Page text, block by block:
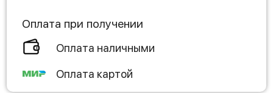
Оплата при получении
Оплата наличными
Оплата картой